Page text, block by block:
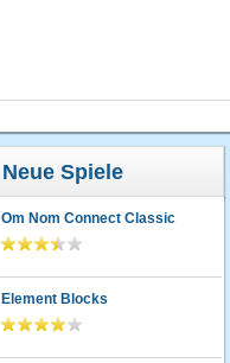
Neue Spiele
Om Nom Connect Classic
Element Blocks